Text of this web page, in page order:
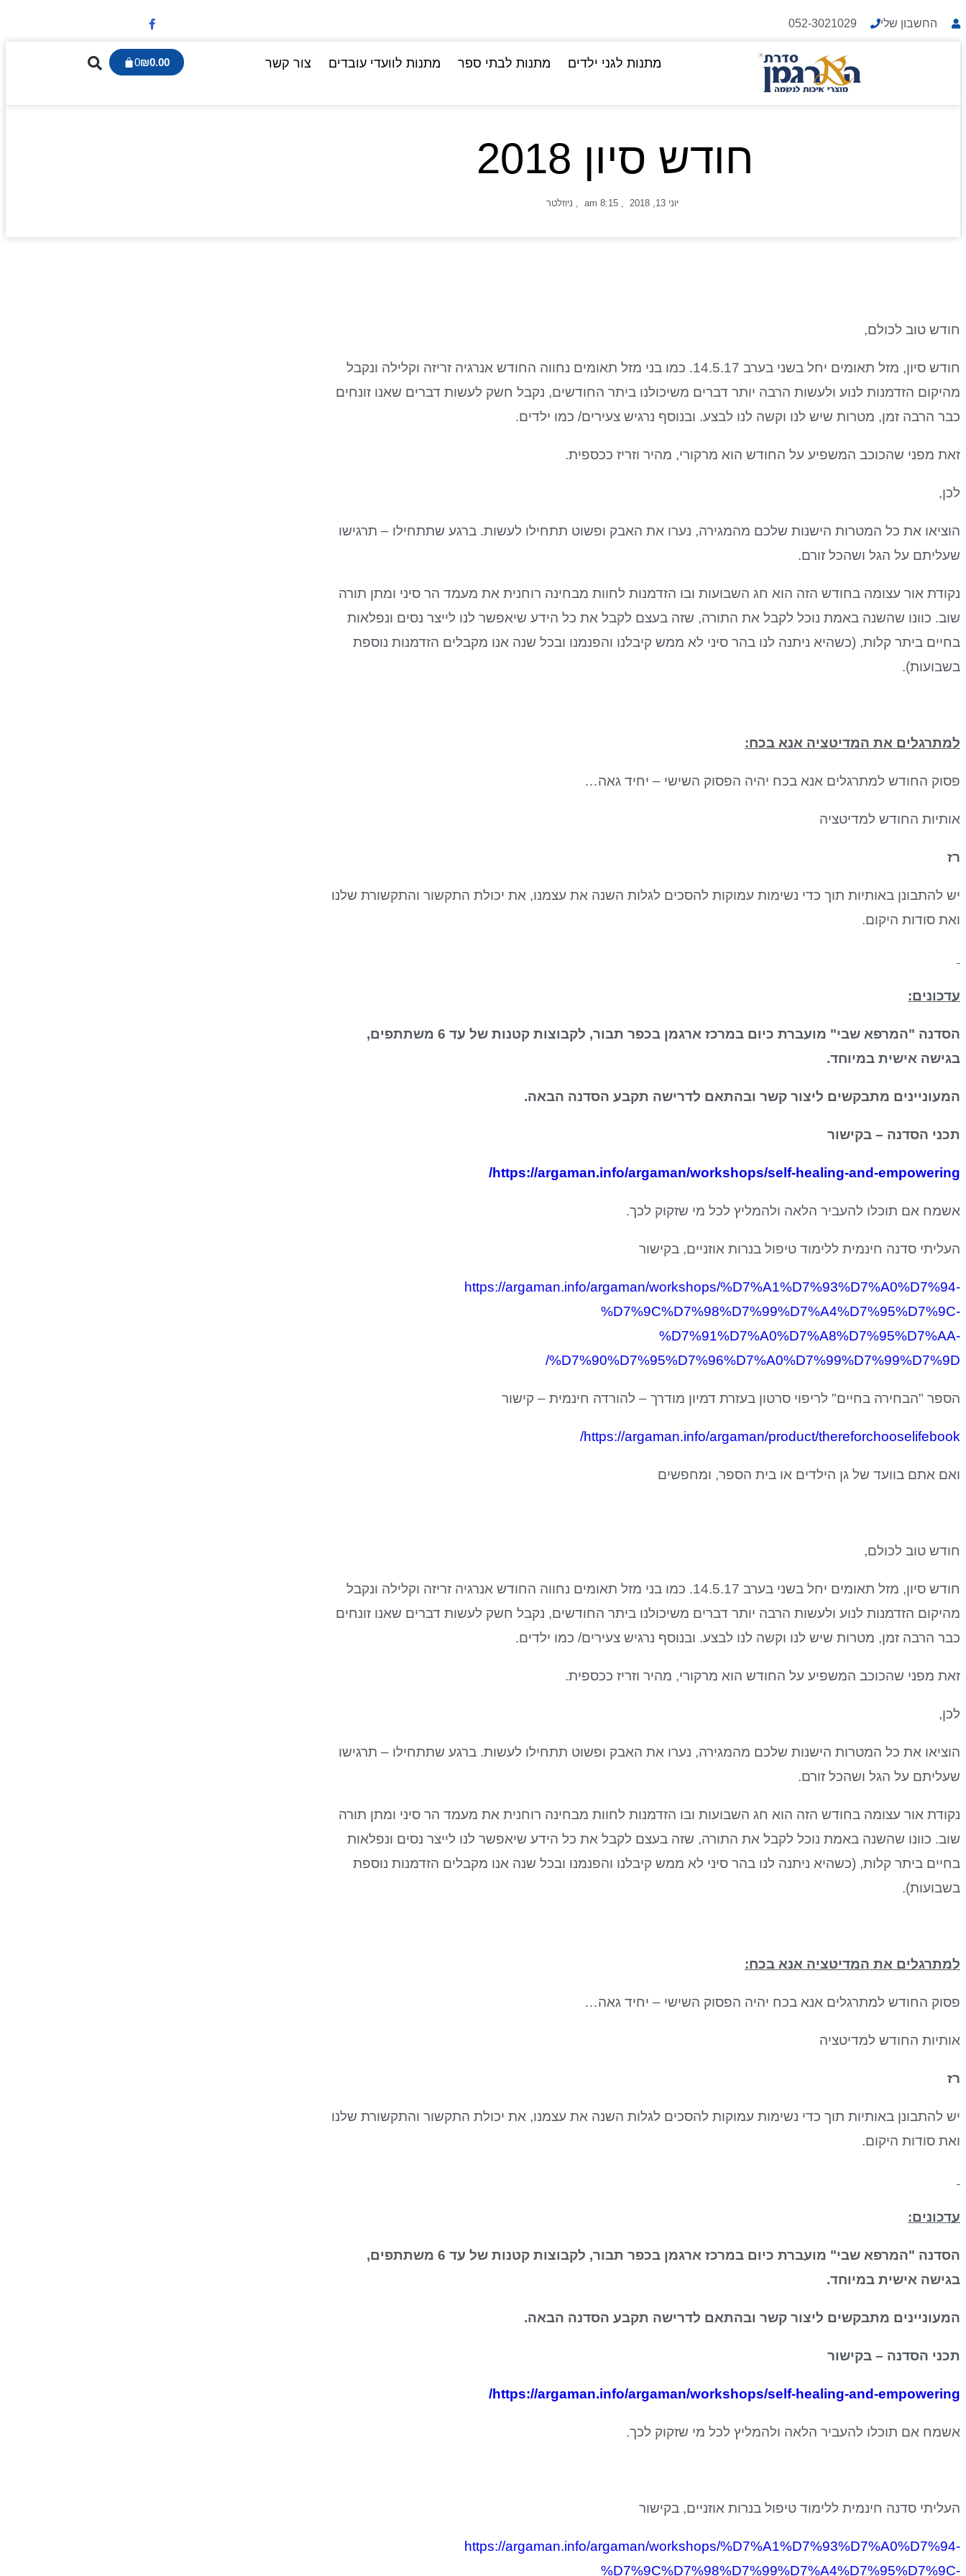
החשבון שלי 052-3021029
מתנות לגני ילדים מתנות לבתי ספר מתנות לוועדי עובדים צור קשר ₪0.00
0
חודש סיון 2018
יוני 13, 2018 ,
8:15 am
, ניוזלטר
חודש טוב לכולם,
חודש סיון, מזל תאומים יחל בשני בערב 14.5.17. כמו בני מזל תאומים נחווה החודש אנרגיה זריזה וקלילה ונקבל
מהיקום הזדמנות לנוע ולעשות הרבה יותר דברים משיכולנו ביתר החודשים, נקבל חשק לעשות דברים שאנו זונחים
כבר הרבה זמן, מטרות שיש לנו וקשה לנו לבצע. ובנוסף נרגיש צעירים/ כמו ילדים.
זאת מפני שהכוכב המשפיע על החודש הוא מרקורי, מהיר וזריז ככספית.
לכן,
הוציאו את כל המטרות הישנות שלכם מהמגירה, נערו את האבק ופשוט תתחילו לעשות. ברגע שתתחילו – תרגישו
שעליתם על הגל ושהכל זורם.
נקודת אור עצומה בחודש הזה הוא חג השבועות ובו הזדמנות לחוות מבחינה רוחנית את מעמד הר סיני ומתן תורה
שוב. כוונו שהשנה באמת נוכל לקבל את התורה, שזה בעצם לקבל את כל הידע שיאפשר לנו לייצר נסים ונפלאות
בחיים ביתר קלות, (כשהיא ניתנה לנו בהר סיני לא ממש קיבלנו והפנמנו ובכל שנה אנו מקבלים הזדמנות נוספת
בשבועות).
למתרגלים את המדיטציה אנא בכח:
פסוק החודש למתרגלים אנא בכח יהיה הפסוק השישי – יחיד גאה…
אותיות החודש למדיטציה
רז
יש להתבונן באותיות תוך כדי נשימות עמוקות להסכים לגלות השנה את עצמנו, את יכולת התקשור והתקשורת שלנו
ואת סודות היקום.
עדכונים:
הסדנה "המרפא שבי" מועברת כיום במרכז ארגמן בכפר תבור, לקבוצות קטנות של עד 6 משתתפים,
בגישה אישית במיוחד.
המעוניינים מתבקשים ליצור קשר ובהתאם לדרישה תקבע הסדנה הבאה.
תכני הסדנה – בקישור
https://argaman.info/argaman/workshops/self-healing-and-empowering
/
אשמח אם תוכלו להעביר הלאה ולהמליץ לכל מי שזקוק לכך.
העליתי סדנה חינמית ללימוד טיפול בנרות אוזניים, בקישור
https://argaman.info/argaman/workshops/%D7%A1%D7%93%D7%A0%D7%94-
%D7%9C%D7%98%D7%99%D7%A4%D7%95%D7%9C-
%D7%91%D7%A0%D7%A8%D7%95%D7%AA-
%D7%90%D7%95%D7%96%D7%A0%D7%99%D7%99%D7%9D/
הספר "הבחירה בחיים" לריפוי סרטון בעזרת דמיון מודרך – להורדה חינמית – קישור
https://argaman.info/argaman/product/thereforchooselifebook/
ואם אתם בוועד של גן הילדים או בית הספר, ומחפשים
חודש טוב לכולם,
חודש סיון, מזל תאומים יחל בשני בערב 14.5.17. כמו בני מזל תאומים נחווה החודש אנרגיה זריזה וקלילה ונקבל
מהיקום הזדמנות לנוע ולעשות הרבה יותר דברים משיכולנו ביתר החודשים, נקבל חשק לעשות דברים שאנו זונחים
כבר הרבה זמן, מטרות שיש לנו וקשה לנו לבצע. ובנוסף נרגיש צעירים/ כמו ילדים.
זאת מפני שהכוכב המשפיע על החודש הוא מרקורי, מהיר וזריז ככספית.
לכן,
הוציאו את כל המטרות הישנות שלכם מהמגירה, נערו את האבק ופשוט תתחילו לעשות. ברגע שתתחילו – תרגישו
שעליתם על הגל ושהכל זורם.
נקודת אור עצומה בחודש הזה הוא חג השבועות ובו הזדמנות לחוות מבחינה רוחנית את מעמד הר סיני ומתן תורה
שוב. כוונו שהשנה באמת נוכל לקבל את התורה, שזה בעצם לקבל את כל הידע שיאפשר לנו לייצר נסים ונפלאות
בחיים ביתר קלות, (כשהיא ניתנה לנו בהר סיני לא ממש קיבלנו והפנמנו ובכל שנה אנו מקבלים הזדמנות נוספת
בשבועות).
למתרגלים את המדיטציה אנא בכח:
פסוק החודש למתרגלים אנא בכח יהיה הפסוק השישי – יחיד גאה…
אותיות החודש למדיטציה
רז
יש להתבונן באותיות תוך כדי נשימות עמוקות להסכים לגלות השנה את עצמנו, את יכולת התקשור והתקשורת שלנו
ואת סודות היקום.
עדכונים:
הסדנה "המרפא שבי" מועברת כיום במרכז ארגמן בכפר תבור, לקבוצות קטנות של עד 6 משתתפים,
בגישה אישית במיוחד.
המעוניינים מתבקשים ליצור קשר ובהתאם לדרישה תקבע הסדנה הבאה.
תכני הסדנה – בקישור
https://argaman.info/argaman/workshops/self-healing-and-empowering
/
אשמח אם תוכלו להעביר הלאה ולהמליץ לכל מי שזקוק לכך.
העליתי סדנה חינמית ללימוד טיפול בנרות אוזניים, בקישור
https://argaman.info/argaman/workshops/%D7%A1%D7%93%D7%A0%D7%94-
%D7%9C%D7%98%D7%99%D7%A4%D7%95%D7%9C-